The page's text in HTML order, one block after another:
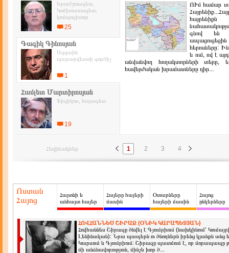
Երաժշտագետ,
Կոմիտասագետ,
կոմպոզիտոր
25
ՈՒմ համար
գնով են
հերոսները:
և ում, ով է
անվանվող հողակտորների տերը,
հավերժական խրամատները դիր...
Գագիկ Գինոսյան
Ազգաին
պարարվեստի գործիչ
1
Համլետ Մարտիրոսյան
Ֆիզիկոս, հայագետ
19
Հեղինակներ 1 2 3 4
Ոստան
Հայոց
Հայտնի և
անհայտ հայեր
Հայերը հայերի
մասին
Օտարները
հայերի մասին
Հայոց
ընկերները
ՀՈՎՀԱՆՆԵՍ ՇԻՐԱԶ (ՕՆԻԿ ԿԱՐԱՊԵՏՅԱՆ)
Հովհաննես Շիրազը ծնվել է Գյումրիում (նախկինում՝
Լենինական): Նրա պապերն ու ծնողներն իրենց կյանքն անց
Կարսում և Գյումրիում: Շիրազը պատմում է, որ մորապապը
մի անձնավորություն, մինչև խոր ծ...